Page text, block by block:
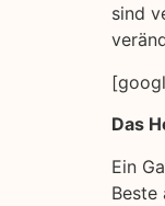
sind
Das
Ein
Beste